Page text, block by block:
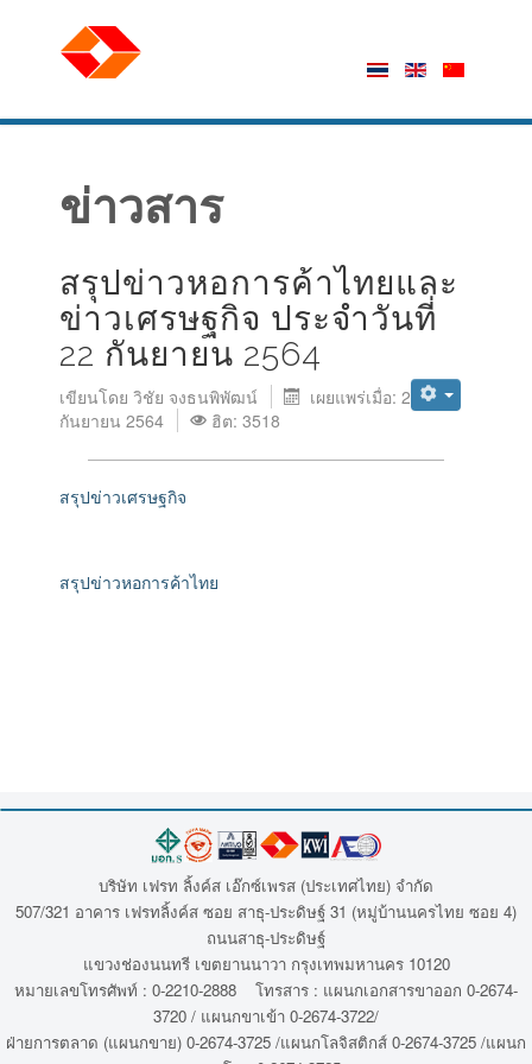
ข่าวสาร
สรุปข่าวหอการค้าไทยและ
ข่าวเศรษฐกิจ ประจำวันที่
22 กันยายน 2564
เขียนโดย วิชัย จงธนพิพัฒน์
เผยแพร่เมื่อ: 22
กันยายน 2564
ฮิต: 3518
สรุปข่าวเศรษฐกิจ
สรุปข่าวหอการค้าไทย
บริษัท เฟรท ลิ้งค์ส เอ๊กซ์เพรส (ประเทศไทย) จำกัด
507/321 อาคาร เฟรทลิ้งค์ส ซอย สาธุ-ประดิษฐ์ 31 (หมู่บ้านนครไทย ซอย 4)
ถนนสาธุ-ประดิษฐ์
แขวงช่องนนทรี เขตยานนาวา กรุงเทพมหานคร 10120
หมายเลขโทรศัพท์ : 0-2210-2888 โทรสาร : แผนกเอกสารขาออก 0-2674-
3720 / แผนกขาเข้า 0-2674-3722/
ฝ่ายการตลาด (แผนกขาย) 0-2674-3725 /แผนกโลจิสติกส์ 0-2674-3725 /แผนก